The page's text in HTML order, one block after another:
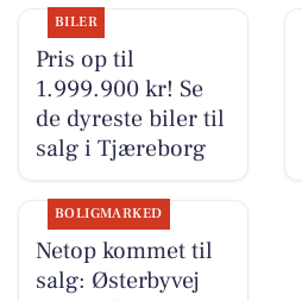
BILER
Pris op til
1.999.900 kr! Se
de dyreste biler til
salg i Tjæreborg
BOLIGMARKED
Netop kommet til
salg: Østerbyvej